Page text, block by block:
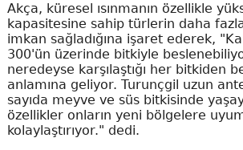
Akça, küresel ısınmanın özellikle
kapasitesine sahip türlerin daha
imkan sağladığına işaret ederek,
300'ün üzerinde bitkiyle
neredeyse karşılaştığı her bitkiden
anlamına geliyor. Turunçgil uzun
sayıda meyve ve süs bitkisinde
özellikler onların yeni bölgelere
kolaylaştırıyor." dedi.